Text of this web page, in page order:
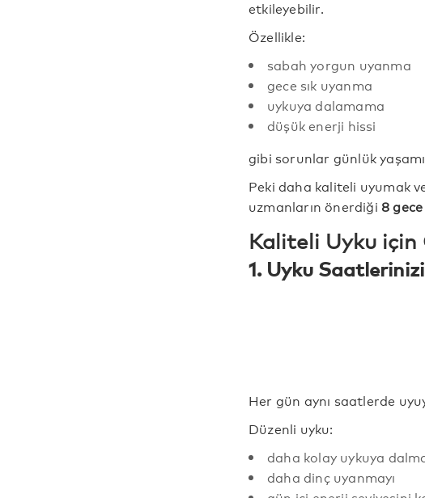
etkileyebilir.
Özellikle:
sabah yorgun uyanma
gece sık uyanma
uykuya dalamama
düşük enerji hissi
gibi sorunlar günlük
Peki daha kaliteli uyumak
uzmanların önerdiği 8
Kaliteli Uyku
1. Uyku
Her gün aynı saatlerde
Düzenli uyku:
daha kolay uykuya
daha dinç uyanmayı